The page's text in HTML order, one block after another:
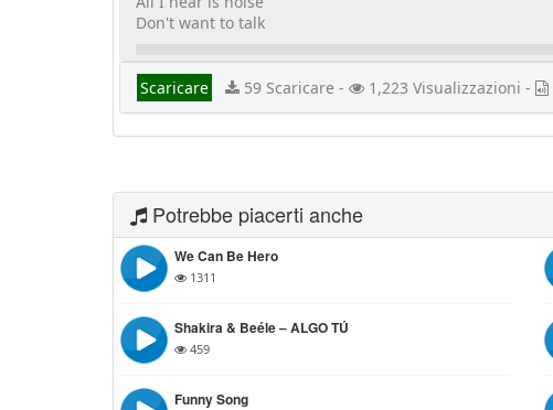
Don't want to talk
Scaricare 59 Scaricare - 1,223 Visualizzazioni -
Potrebbe piacerti anche
We Can Be Hero
1311
Shakira & Beéle – ALGO TÚ
459
Funny Song